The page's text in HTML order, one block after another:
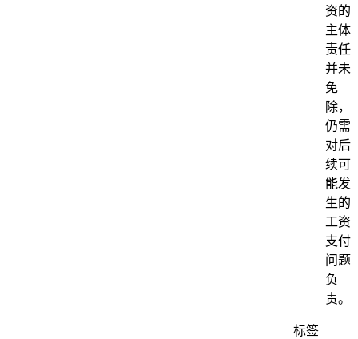
资的
主体
责任
并未
免
除，
仍需
对后
续可
能发
生的
工资
支付
问题
负
责。
标签